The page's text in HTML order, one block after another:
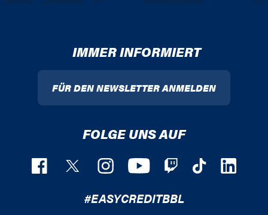
IMMER INFORMIERT
FÜR DEN NEWSLETTER ANMELDEN
FOLGE UNS AUF
#EASYCREDITBBL